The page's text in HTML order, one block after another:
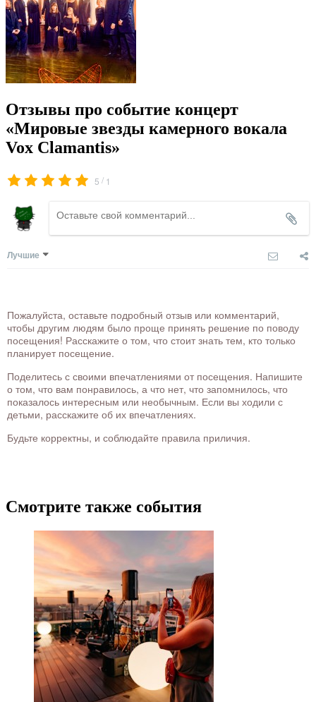
Отзывы про событие концерт
«Мировые звезды камерного вокала
Vox Clamantis»
5 / 1
Лучшие
Пожалуйста, оставьте подробный отзыв или комментарий,
чтобы другим людям было проще принять решение по поводу
посещения! Расскажите о том, что стоит знать тем, кто только
планирует посещение.
Поделитесь с своими впечатлениями от посещения. Напишите
о том, что вам понравилось, а что нет, что запомнилось, что
показалось интересным или необычным. Если вы ходили с
детьми, расскажите об их впечатлениях.
Будьте корректны, и соблюдайте правила приличия.
Смотрите также события